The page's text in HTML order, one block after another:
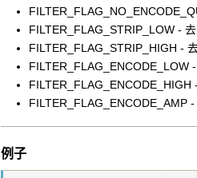
FILTER_FLAG_STRIP_LOW -
FILTER_FLAG_STRIP_HIGH -
FILTER_FLAG_ENCODE_LOW
FILTER_FLAG_ENCODE_AMP
例子